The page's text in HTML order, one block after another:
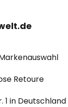
Retoure
1 in Deutschland